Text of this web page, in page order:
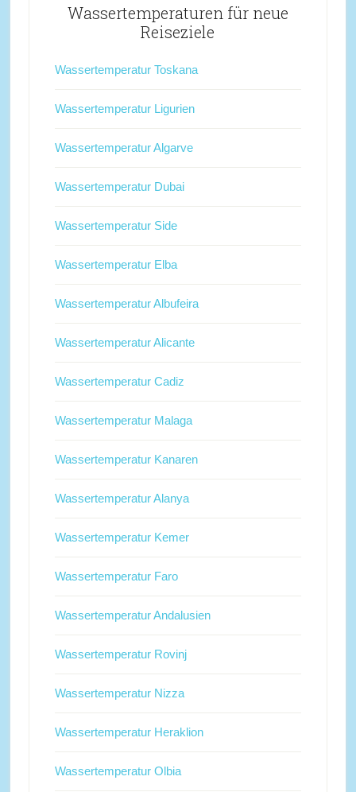
Wassertemperaturen für neue
Reiseziele
Wassertemperatur Toskana
Wassertemperatur Ligurien
Wassertemperatur Algarve
Wassertemperatur Dubai
Wassertemperatur Side
Wassertemperatur Elba
Wassertemperatur Albufeira
Wassertemperatur Alicante
Wassertemperatur Cadiz
Wassertemperatur Malaga
Wassertemperatur Kanaren
Wassertemperatur Alanya
Wassertemperatur Kemer
Wassertemperatur Faro
Wassertemperatur Andalusien
Wassertemperatur Rovinj
Wassertemperatur Nizza
Wassertemperatur Heraklion
Wassertemperatur Olbia